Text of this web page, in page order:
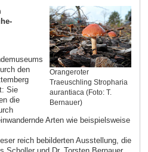
Orangeroter
Traeuschling Stropharia
aurantiaca (Foto: T.
Bernauer)
den
Sie
die
Arten wie beispielsweise
reich bebilderten Ausstellung, die